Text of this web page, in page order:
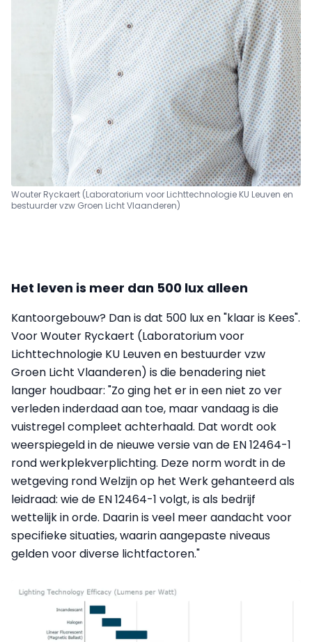
Wouter Ryckaert (Laboratorium voor Lichttechnologie KU Leuven en
bestuurder vzw Groen Licht Vlaanderen)
Het leven is meer dan 500 lux alleen
Kantoorgebouw? Dan is dat 500 lux en "klaar is Kees".
Voor Wouter Ryckaert (Laboratorium voor
Lichttechnologie KU Leuven en bestuurder vzw
Groen Licht Vlaanderen) is die benadering niet
langer houdbaar: "Zo ging het er in een niet zo ver
verleden inderdaad aan toe, maar vandaag is die
vuistregel compleet achterhaald. Dat wordt ook
weerspiegeld in de nieuwe versie van de EN 12464-1
rond werkplekverplichting. Deze norm wordt in de
wetgeving rond Welzijn op het Werk gehanteerd als
leidraad: wie de EN 12464-1 volgt, is als bedrijf
wettelijk in orde. Daarin is veel meer aandacht voor
specifieke situaties, waarin aangepaste niveaus
gelden voor diverse lichtfactoren."